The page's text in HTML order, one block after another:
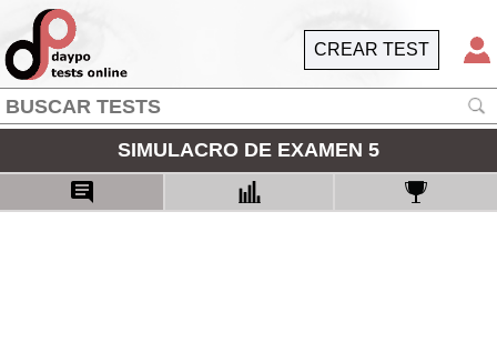
CREAR TEST
SIMULACRO DE EXAMEN 5